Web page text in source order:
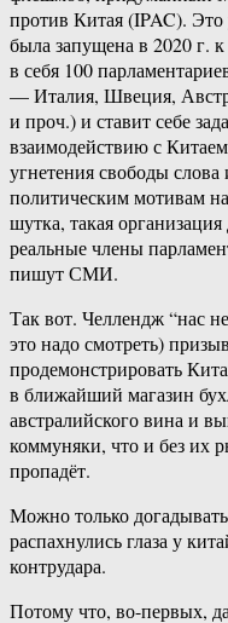
против Китая (IPAC). Это
была запущена в 2020 г.
в себя 100
— Италия, Швеция,
и проч.) и ставит себе
взаимодействию с
угнетения свободы
политическим мотивам
шутка, такая
реальные члены
пишут СМИ.
Так вот. Челлендж “нас
это надо смотреть)
продемонстрировать
в ближайший магазин
австралийского вина и
коммуняки, что и без их
пропадёт.
Можно только
распахнулись глаза у
контрудара.
Потому что, во-первых,